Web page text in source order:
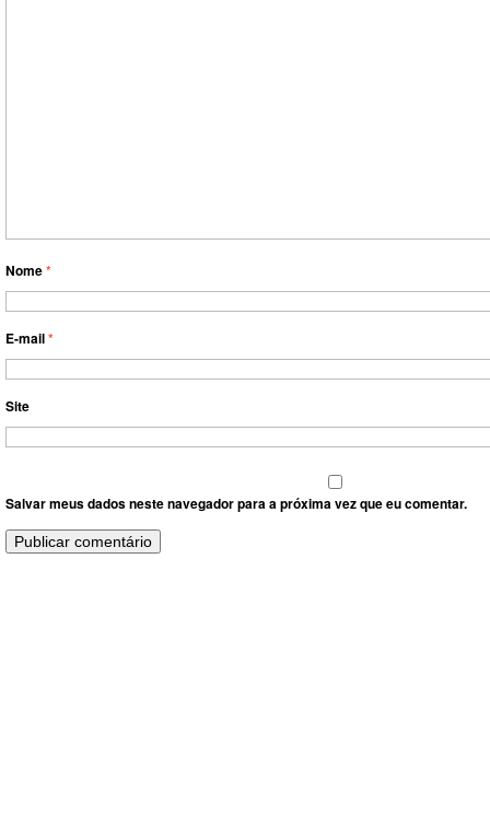
Nome*
E-mail*
Site
Salvar meus dados neste navegador para a próxima vez que eu comentar.